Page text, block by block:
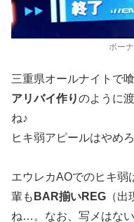
ボー
三重県オールナイトで
アリバイ作りのように
ね♪
ヒキ弱アピールはやめ
エウレカAOでのヒキ弱
輩も BAR揃いREG （
ね…。なお、写メはな